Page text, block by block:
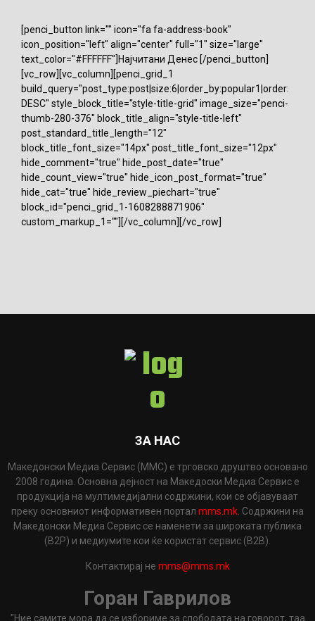
[penci_button link="" icon="fa fa-address-book"
icon_position="left" align="center" full="1" size="large"
text_color="#FFFFFF"]Најчитани Денес [/penci_button]
[vc_row][vc_column][penci_grid_1
build_query="post_type:post|size:6|order_by:popular1|order:
DESC" style_block_title="style-title-grid" image_size="penci-
thumb-280-376" block_title_align="style-title-left"
post_standard_title_length="12"
block_title_font_size="14px" post_title_font_size="12px"
hide_comment="true" hide_post_date="true"
hide_count_view="true" hide_icon_post_format="true"
hide_cat="true" hide_review_piechart="true"
block_id="penci_grid_1-1608288871906"
custom_markup_1=""][/vc_column][/vc_row]
ЗА НАС
Македонски Медиа Сервис (ММС) е трговско друштво основано
2008 година. Основна дејност на Македоски Медиа Сервис е
продукција на мултимедијални содржини, кои се објавуваат
преку основниот информативен портал mms.mk . Содржини на
Македонски Медиа Сервис се наменети за широката публика
(B2P) и медиумите кои ќе користат сервис (B2B).
Контактирај не mms@mms.mk
Горан Гаврилов
"Ние самите мора да се избориме за слободата на говорот, таа